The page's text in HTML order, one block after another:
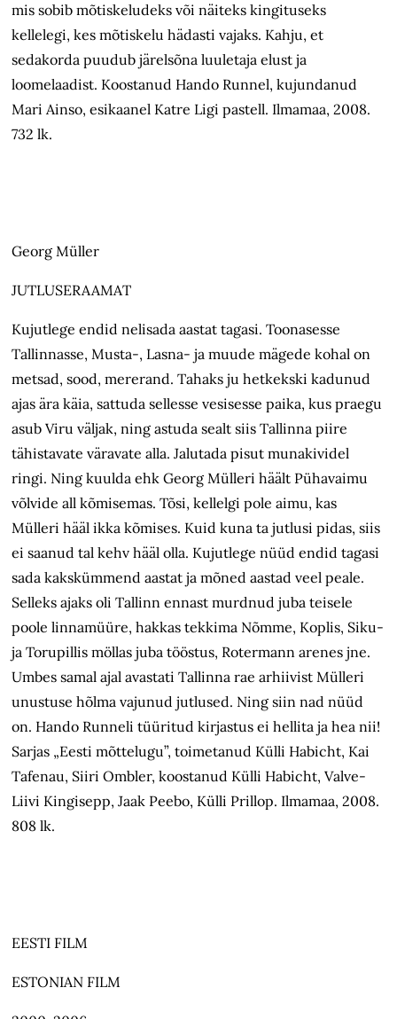
mis sobib mõtiskeludeks või näiteks kingituseks
kellelegi, kes mõtiskelu hädasti vajaks. Kahju, et
sedakorda puudub järelsõna luuletaja elust ja
loomelaadist. Koostanud Hando Runnel, kujundanud
Mari Ainso, esikaanel Katre Ligi pastell. Ilmamaa, 2008.
732 lk.
Georg Müller
JUTLUSERAAMAT
Kujutlege endid nelisada aastat tagasi. Toonasesse
Tallinnasse, Musta-, Lasna- ja muude mägede kohal on
metsad, sood, mererand. Tahaks ju hetkekski kadunud
ajas ära käia, sattuda sellesse vesisesse paika, kus praegu
asub Viru väljak, ning astuda sealt siis Tallinna piire
tähistavate väravate alla. Jalutada pisut munakividel
ringi. Ning kuulda ehk Georg Mülleri häält Pühavaimu
võlvide all kõmisemas. Tõsi, kellelgi pole aimu, kas
Mülleri hääl ikka kõmises. Kuid kuna ta jutlusi pidas, siis
ei saanud tal kehv hääl olla. Kujutlege nüüd endid tagasi
sada kakskümmend aastat ja mõned aastad veel peale.
Selleks ajaks oli Tallinn ennast murdnud juba teisele
poole linnamüüre, hakkas tekkima Nõmme, Koplis, Siku-
ja Torupillis möllas juba tööstus, Rotermann arenes jne.
Umbes samal ajal avastati Tallinna rae arhiivist Mülleri
unustuse hõlma vajunud jutlused. Ning siin nad nüüd
on. Hando Runneli tüüritud kirjastus ei hellita ja hea nii!
Sarjas „Eesti mõttelugu”, toimetanud Külli Habicht, Kai
Tafenau, Siiri Ombler, koostanud Külli Habicht, Valve-
Liivi Kingisepp, Jaak Peebo, Külli Prillop. Ilmamaa, 2008.
808 lk.
EESTI FILM
ESTONIAN FILM